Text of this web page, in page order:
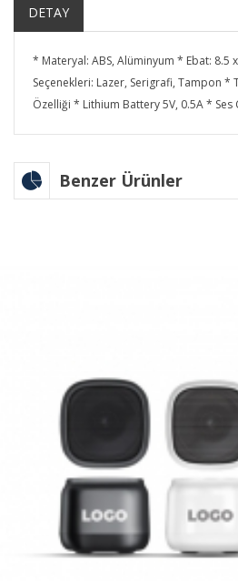
DETAY
* Materyal: ABS, Alüminyum * Ebat: 8.5
Seçenekleri: Lazer, Serigrafi, Tampon *
Özelliği * Lithium Battery 5V, 0.5A * Ses
Benzer Ürünler